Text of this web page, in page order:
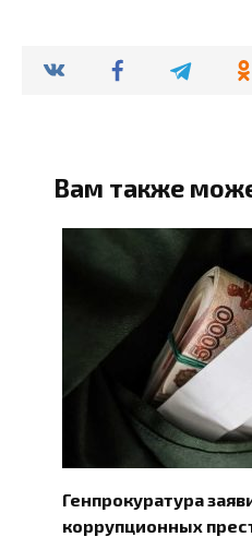
Вам также
Генпрокуратура
коррупционных